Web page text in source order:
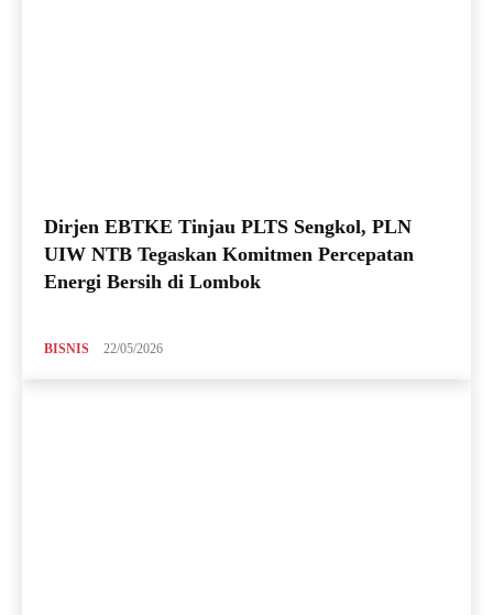
Dirjen EBTKE Tinjau PLTS Sengkol, PLN
UIW NTB Tegaskan Komitmen Percepatan
Energi Bersih di Lombok
BISNIS 22/05/2026